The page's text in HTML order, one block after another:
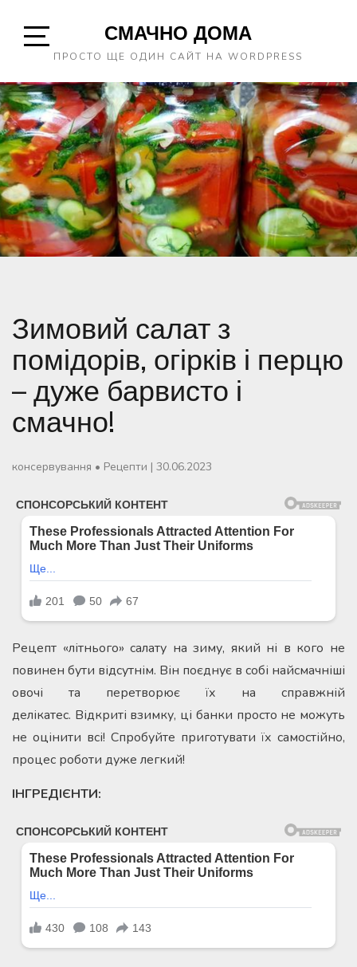
Open
Sidebar
СМАЧНО ДОМА
ПРОСТО ЩЕ ОДИН САЙТ НА WORDPRESS
Зимовий салат з
помідорів, огірків і перцю
– дуже барвисто і
смачно!
консервування • Рецепти | 30.06.2023
Рецепт «літнього» салату на зиму, який ні в кого не
повинен бути відсутнім. Він поєднує в собі найсмачніші
овочі та перетворює їх на справжній
делікатес. Відкриті взимку, ці банки просто не можуть
не оцінити всі! Спробуйте приготувати їх самостійно,
процес роботи дуже легкий!
ІНГРЕДІЄНТИ: